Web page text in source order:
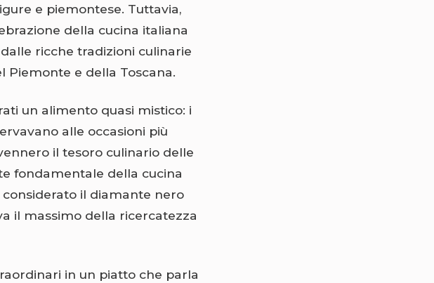
e piemontese. Tuttavia,
della cucina italiana
ricche tradizioni culinarie
e della Toscana.
un alimento quasi mistico: i
alle occasioni più
il tesoro culinario delle
fondamentale della cucina
il diamante nero
il massimo della ricercatezza
in un piatto che parla